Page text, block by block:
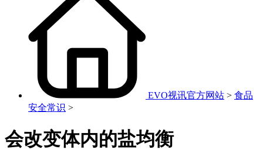
EVO视讯官方网站 > 食品
安全常识 >
会改变体内的盐均衡